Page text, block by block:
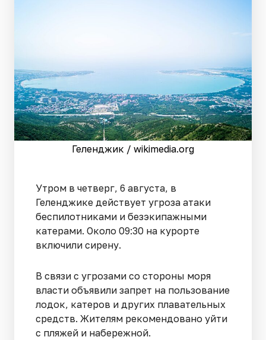
Геленджик / wikimedia.org
Утром в четверг, 6 августа, в
Геленджике действует угроза атаки
беспилотниками и безэкипажными
катерами. Около 09:30 на курорте
включили сирену.
В связи с угрозами со стороны моря
власти объявили запрет на пользование
лодок, катеров и других плавательных
средств. Жителям рекомендовано уйти
с пляжей и набережной.